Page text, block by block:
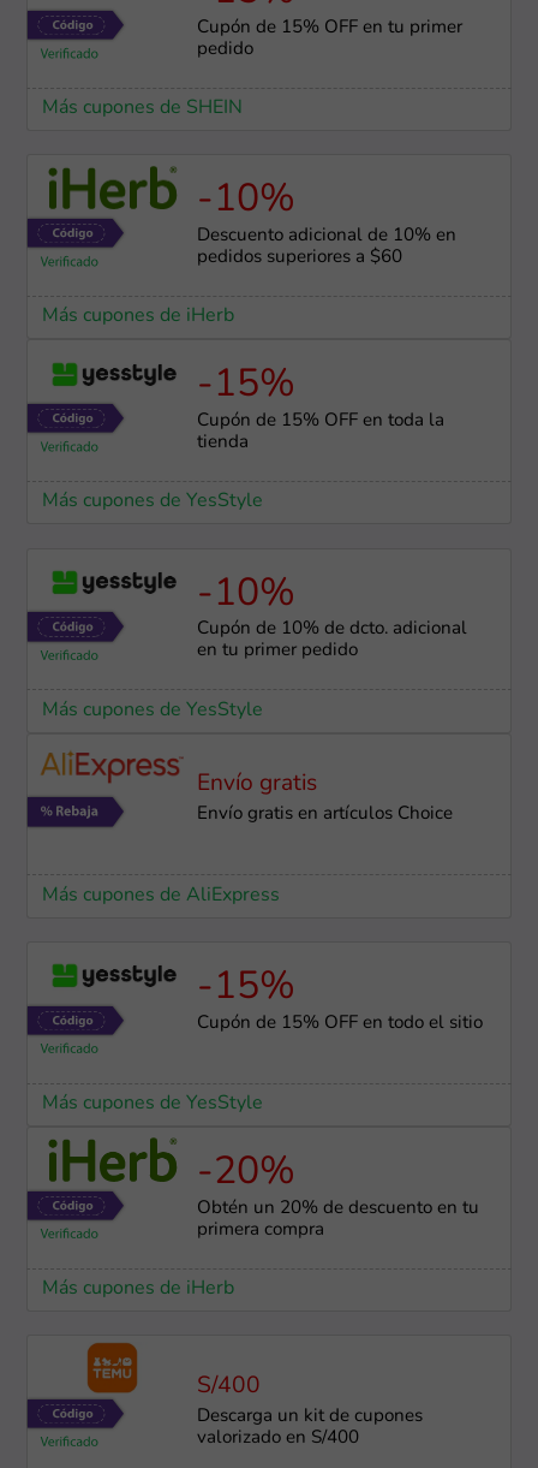
Cupón de 15% OFF en tu primer
pedido
Más cupones de SHEIN
-10%
Descuento adicional de 10% en
pedidos superiores a $60
Más cupones de iHerb
-15%
Cupón de 15% OFF en toda la
tienda
Más cupones de YesStyle
-10%
Cupón de 10% de dcto. adicional
en tu primer pedido
Más cupones de YesStyle
Envío gratis
Envío gratis en artículos Choice
Más cupones de AliExpress
-15%
Cupón de 15% OFF en todo el sitio
Más cupones de YesStyle
-20%
Obtén un 20% de descuento en tu
primera compra
Más cupones de iHerb
S/400
Descarga un kit de cupones
valorizado en S/400